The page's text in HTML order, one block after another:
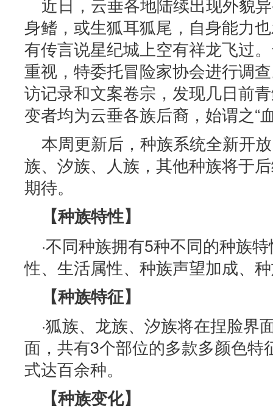
身鳍，或生狐耳狐尾，自身能力
有传言说星纪城上空有祥龙飞过
重视，特委托冒险家协会进行调
访记录和文案卷宗，发现几日前
变者均为云垂各族后裔，始谓之“
本周更新后，种族系统全新开
族、汐族、人族，其他种族将于
期待。
【种族特性】
·不同种族拥有5种不同的种族
性、生活属性、种族声望加成、
【种族特征】
·狐族、龙族、汐族将在捏脸界
面，共有3个部位的多款多颜色特
式达百余种。
【种族变化】